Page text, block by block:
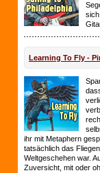
Learning To Fly -
ihr mit Metaphern
tatsächlich das
Weltgeschehen war.
Zuversicht, mit oder